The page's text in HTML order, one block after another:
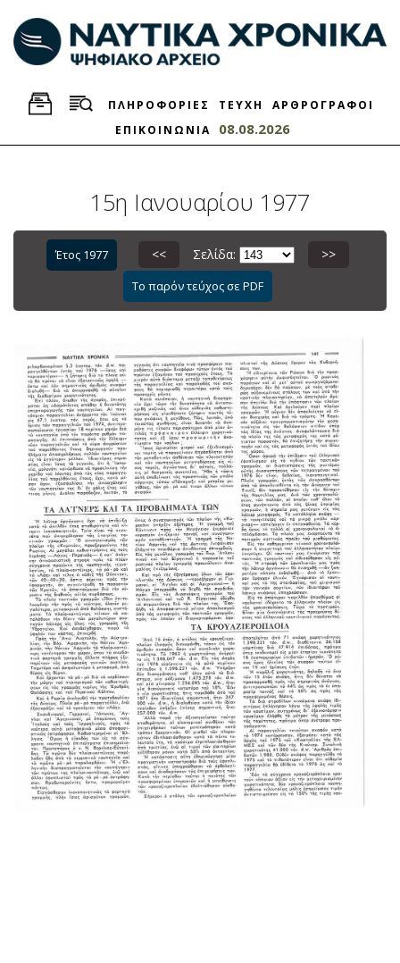
ΠΛΗΡΟΦΟΡΙΕΣ ΤΕΥΧΗ
ΑΡΘΡΟΓΡΑΦΟΙ
ΕΠΙΚΟΙΝΩΝΙΑ
08.08.2026
15η Ιανουαρίου 1977
Έτος 1977 << Σελίδα: >>
Το παρόν τεύχος σε PDF